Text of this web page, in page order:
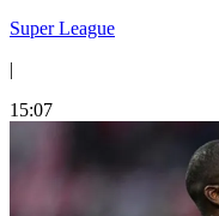
Super League
|
15:07